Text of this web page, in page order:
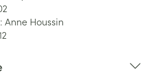
Anne Houssin